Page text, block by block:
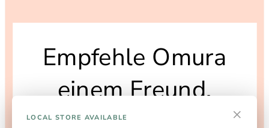
Empfehle Omura
einem Freund,
×
LOCAL STORE AVAILABLE